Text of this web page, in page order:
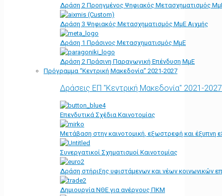
Δράση 2 Προηγμένος Ψηφιακός Μετασχηματισμός
Δράση 3 Ψηφιακός Μετασχηματισμός ΜμΕ Αιχμής
Δράση 1 Πράσινος Μετασχηματισμός ΜμΕ
Δράση 2 Πράσινη Παραγωγική Επένδυση ΜμΕ
Πρόγραμμα “Κεντρική Μακεδονία” 2021-2027
Δράσεις ΕΠ "Κεντρική Μακεδονία" 2021-2027
Επενδυτικά Σχέδια Καινοτομίας
Μετάβαση στην καινοτομική, εξωστρεφή και έξυπνη
Συνεργατικοί Σχηματισμοί Καινοτομίας
Δράση στήριξης υφιστάμενων και νέων κοινωνικών
Δημιουργία ΝΘΕ για ανέργους ΠΚΜ